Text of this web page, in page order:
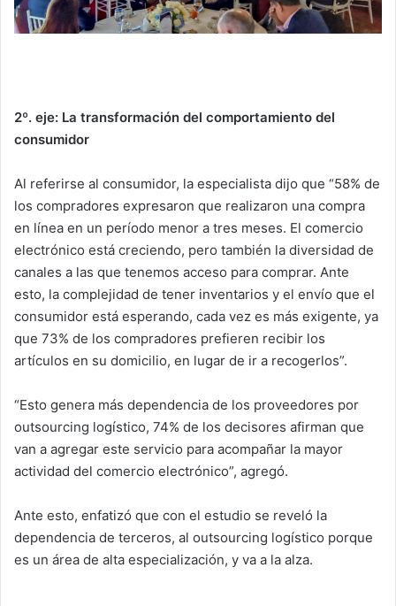
2º. eje: La transformación del comportamiento del
consumidor
Al referirse al consumidor, la especialista dijo que “58% de
los compradores expresaron que realizaron una compra
en línea en un período menor a tres meses. El comercio
electrónico está creciendo, pero también la diversidad de
canales a las que tenemos acceso para comprar. Ante
esto, la complejidad de tener inventarios y el envío que el
consumidor está esperando, cada vez es más exigente, ya
que 73% de los compradores prefieren recibir los
artículos en su domicilio, en lugar de ir a recogerlos”.
“Esto genera más dependencia de los proveedores por
outsourcing logístico, 74% de los decisores afirman que
van a agregar este servicio para acompañar la mayor
actividad del comercio electrónico”, agregó.
Ante esto, enfatizó que con el estudio se reveló la
dependencia de terceros, al outsourcing logístico porque
es un área de alta especialización, y va a la alza.